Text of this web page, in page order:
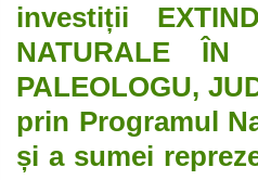
investiții
NATURALE ÎN
PALEOLOGU,
prin Programul
și a sumei